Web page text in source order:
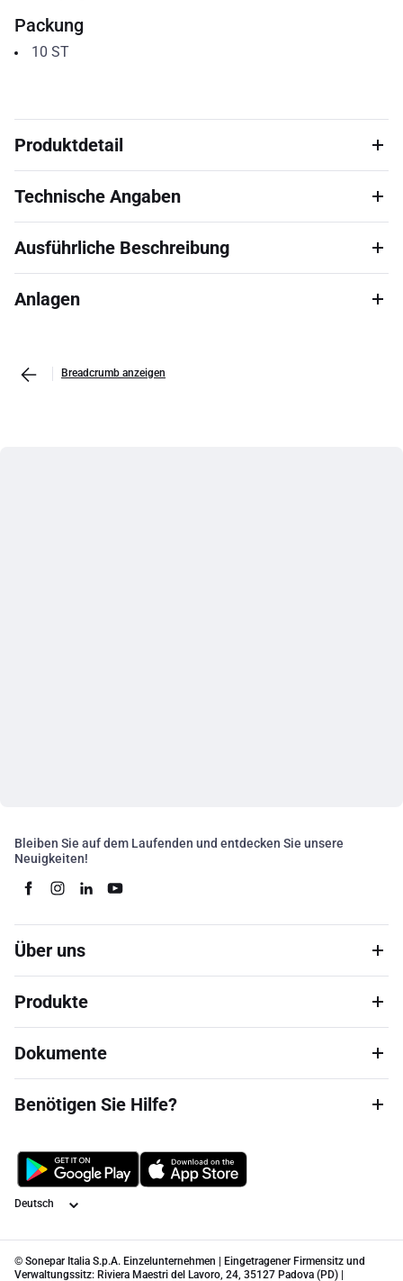
Packung
10 ST
Produktdetail
Technische Angaben
Ausführliche Beschreibung
Anlagen
Breadcrumb anzeigen
Bleiben Sie auf dem Laufenden und entdecken Sie unsere
Neuigkeiten!
Über uns
Produkte
Dokumente
Benötigen Sie Hilfe?
Sprache
© Sonepar Italia S.p.A. Einzelunternehmen | Eingetragener Firmensitz und
Verwaltungssitz: Riviera Maestri del Lavoro, 24, 35127 Padova (PD) |